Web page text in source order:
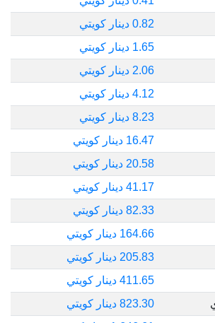
0.82 دينار كويتي
1.65 دينار كويتي
2.06 دينار كويتي
4.12 دينار كويتي
8.23 دينار كويتي
16.47 دينار كويتي
20.58 دينار كويتي
41.17 دينار كويتي
82.33 دينار كويتي
164.66 دينار كويتي
205.83 دينار كويتي
411.65 دينار كويتي
823.30 دينار كويتي